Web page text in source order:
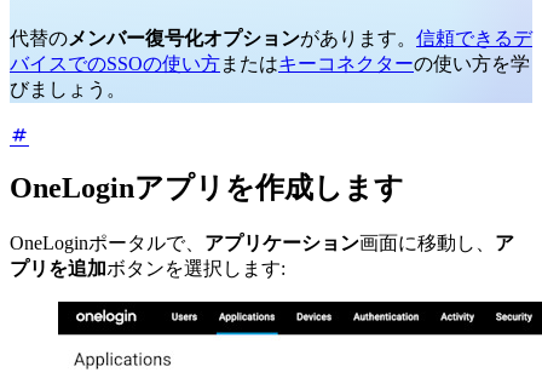
代替のメンバー復号化オプションがあります。 信頼できるデ
バイスでのSSOの使い方またはキーコネクターの使い方を学
びましょう。
OneLoginアプリを作成します
OneLoginポータルで、 アプリケーション画面に移動し、 ア
プリを追加ボタンを選択します: